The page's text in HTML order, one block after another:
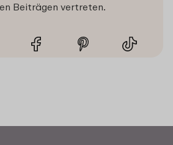
Beiträgen vertreten.